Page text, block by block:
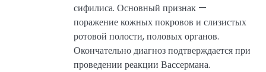
сифилиса. Основный признак —
поражение кожных покровов и слизистых
ротовой полости, половых органов.
Окончательно диагноз подтверждается при
проведении реакции Вассермана.